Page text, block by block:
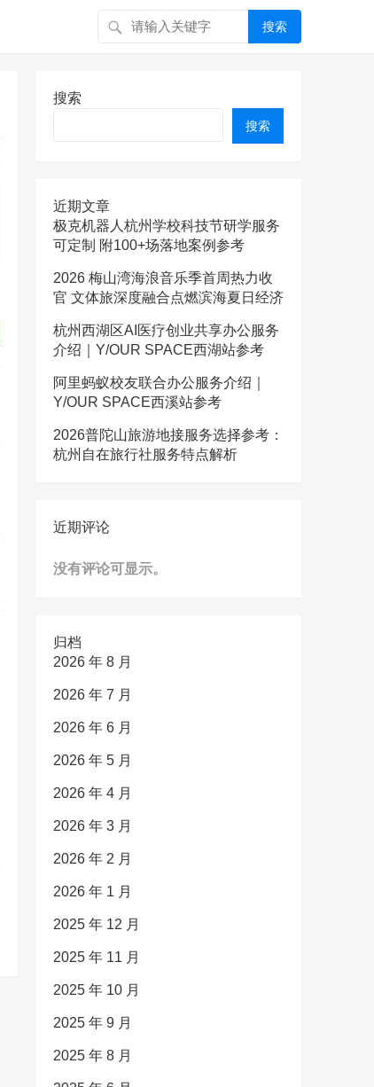
搜索
搜索
搜索
近期文章
极克机器人杭州学校科技节研学服务
可定制 附100+场落地案例参考
2026 梅山湾海浪音乐季首周热力收
官 文体旅深度融合点燃滨海夏日经济
杭州西湖区AI医疗创业共享办公服务
介绍｜Y/OUR SPACE西湖站参考
阿里蚂蚁校友联合办公服务介绍｜
Y/OUR SPACE西溪站参考
2026普陀山旅游地接服务选择参考：
杭州自在旅行社服务特点解析
近期评论
没有评论可显示。
归档
2026 年 8 月
2026 年 7 月
2026 年 6 月
2026 年 5 月
2026 年 4 月
2026 年 3 月
2026 年 2 月
2026 年 1 月
2025 年 12 月
2025 年 11 月
2025 年 10 月
2025 年 9 月
2025 年 8 月